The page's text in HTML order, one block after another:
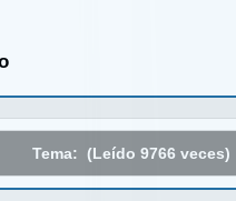
Tema: (Leído 9766 veces)